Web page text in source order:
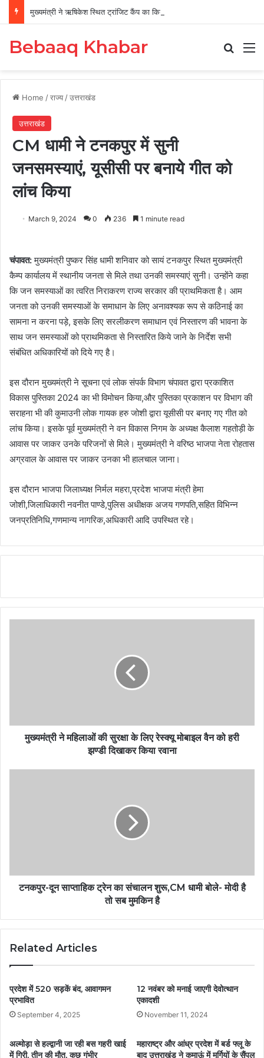
मुख्यमंत्री ने ऋषिकेश स्थित ट्रांजिट कैंप का किया औचक निरीक्षण
Bebaaq Khabar
Home /राज्य /उत्तराखंड
उत्तराखंड
CM धामी ने टनकपुर में सुनी
जनसमस्याएं, यूसीसी पर बनाये गीत को
लांच किया
March 9, 2024 0 236 1 minute read
चंपावत:मुख्यमंत्री पुष्कर सिंह धामी शनिवार को सायं टनकपुर स्थित मुख्यमंत्री
कैम्प कार्यालय में स्थानीय जनता से मिले तथा उनकी समस्याएं सुनी। उन्होंने कहा
कि जन समस्याओं का त्वरित निराकरण राज्य सरकार की प्राथमिकता है। आम
जनता को उनकी समस्याओं के समाधान के लिए अनावश्यक रूप से कठिनाई का
सामना न करना पड़े, इसके लिए सरलीकरण समाधान एवं निस्तारण की भावना के
साथ जन समस्याओं को प्राथमिकता से निस्तारित किये जाने के निर्देश सभी
संबंधित अधिकारियों को दिये गए है।
इस दौरान मुख्यमंत्री ने सूचना एवं लोक संपर्क विभाग चंपावत द्वारा प्रकाशित
विकास पुस्तिका 2024 का भी विमोचन किया,और पुस्तिका प्रकाशन पर विभाग की
सराहना भी की कुमाउनी लोक गायक हरु जोशी द्वारा यूसीसी पर बनाए गए गीत को
लांच किया। इसके पूर्व मुख्यमंत्री ने वन विकास निगम के अध्यक्ष कैलाश गहतोड़ी के
आवास पर जाकर उनके परिजनों से मिले। मुख्यमंत्री ने वरिष्ठ भाजपा नेता रोहतास
अग्रवाल के आवास पर जाकर उनका भी हालचाल जाना।
इस दौरान भाजपा जिलाध्यक्ष निर्मल महरा,प्रदेश भाजपा मंत्री हेमा
जोशी,जिलाधिकारी नवनीत पाण्डे,पुलिस अधीक्षक अजय गणपति,सहित विभिन्न
जनप्रतिनिधि,गणमान्य नागरिक,अधिकारी आदि उपस्थित रहे।
मुख्यमंत्री ने महिलाओं की सुरक्षा के लिए रेस्क्यू मोबाइल वैन को हरी
झण्डी दिखाकर किया रवाना
टनकपुर-दून साप्ताहिक ट्रेन का संचालन शुरू,CM धामी बोले- मोदी है
तो सब मुमकिन है
Related Articles
प्रदेश में 520 सड़कें बंद, आवागमन
प्रभावित
September 4, 2025
12 नवंबर को मनाई जाएगी देवोत्थान
एकादशी
November 11, 2024
अल्मोड़ा से हल्द्वानी जा रही बस गहरी खाई
में गिरी, तीन की मौत, कुछ गंभीर
महाराष्ट्र और आंध्र प्रदेश में बर्ड फ्लू के
बाद उत्तराखंड ने कुमाऊं में मुर्गियों के सैंपल